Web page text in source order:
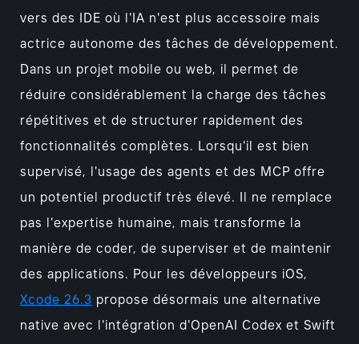
vers des IDE où l'IA n'est plus accessoire mais
actrice autonome des tâches de développement.
Dans un projet mobile ou web, il permet de
réduire considérablement la charge des tâches
répétitives et de structurer rapidement des
fonctionnalités complètes. Lorsqu'il est bien
supervisé, l'usage des agents et des MCP offre
un potentiel productif très élevé. Il ne remplace
pas l'expertise humaine, mais transforme la
manière de coder, de superviser et de maintenir
des applications. Pour les développeurs iOS,
Xcode 26.3 propose désormais une alternative
native avec l'intégration d'OpenAI Codex et Swift